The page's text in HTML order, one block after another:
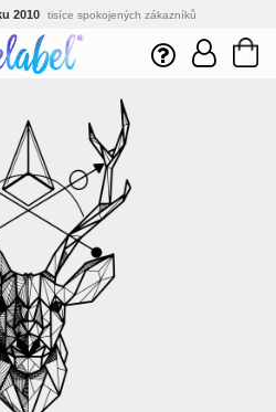
žádná čína, barvy s certifikáty
vlastní vývoj, nejnovější technologie
expedujeme do 24h
velké množstevní slevy
přímý výrobce, žádný zprostředkovatel
2010 tisíce spokojených zákazníků